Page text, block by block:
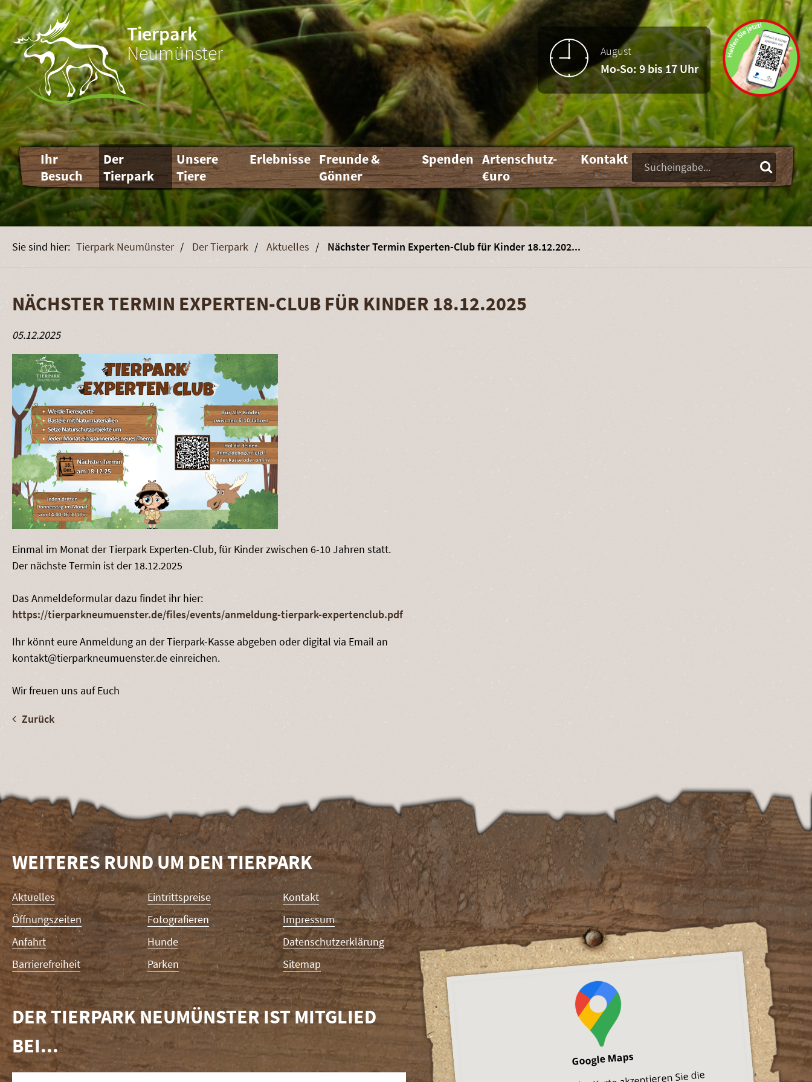
Tierpark
Neumünster
August
Mo-So: 9 bis 17 Uhr
Navigation
überspringen
Ihr
Besuch
Der
Tierpark
Unsere
Tiere
Erlebnisse Freunde &
Gönner
Spenden Artenschutz-
€uro
Kontakt Suchbegriffe
Tierpark Neumünster Der Tierpark Aktuelles Nächster Termin Experten-Club für Kinder 18.12.202...
NÄCHSTER TERMIN EXPERTEN-CLUB FÜR KINDER 18.12.2025
05.12.2025
Einmal im Monat der Tierpark Experten-Club, für Kinder zwischen 6-10 Jahren statt.
Der nächste Termin ist der 18.12.2025
Das Anmeldeformular dazu findet ihr hier:
https://tierparkneumuenster.de/files/events/anmeldung-tierpark-expertenclub.pdf
Ihr könnt eure Anmeldung an der Tierpark-Kasse abgeben oder digital via Email an
kontakt@tierparkneumuenster.de einreichen.
Wir freuen uns auf Euch
Zurück
WEITERES RUND UM DEN TIERPARK
Navigation
überspringen
Aktuelles
Öffnungszeiten
Anfahrt
Barrierefreiheit
Eintrittspreise
Fotografieren
Hunde
Parken
Kontakt
Impressum
Datenschutzerklärung
Sitemap
DER TIERPARK NEUMÜNSTER IST MITGLIED
BEI...